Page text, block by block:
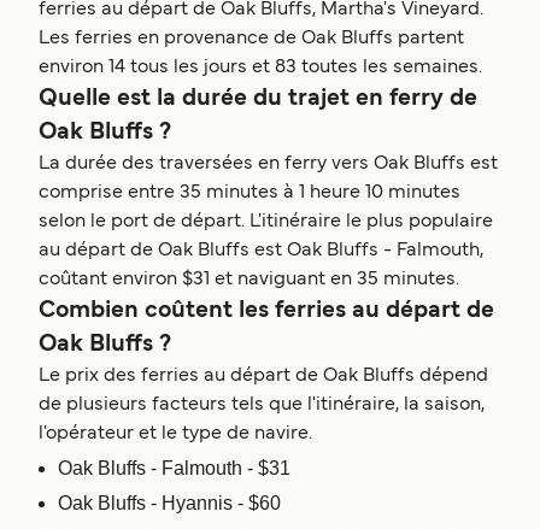
ferries au départ de Oak Bluffs, Martha's Vineyard.
Les ferries en provenance de Oak Bluffs partent
environ 14 tous les jours et 83 toutes les semaines.
Quelle est la durée du trajet en ferry de
Oak Bluffs ?
La durée des traversées en ferry vers Oak Bluffs est
comprise entre 35 minutes à 1 heure 10 minutes
selon le port de départ. L'itinéraire le plus populaire
au départ de Oak Bluffs est Oak Bluffs - Falmouth,
coûtant environ $31 et naviguant en 35 minutes.
Combien coûtent les ferries au départ de
Oak Bluffs ?
Le prix des ferries au départ de Oak Bluffs dépend
de plusieurs facteurs tels que l'itinéraire, la saison,
l'opérateur et le type de navire.
Oak Bluffs - Falmouth - $31
Oak Bluffs - Hyannis - $60